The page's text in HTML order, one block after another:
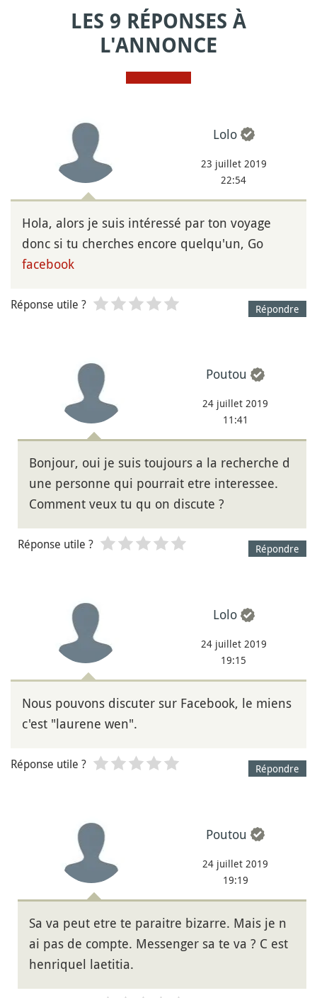
LES 9 RÉPONSES À
L'ANNONCE
Lolo
23 juillet 2019
22:54
Hola, alors je suis intéressé par ton voyage
donc si tu cherches encore quelqu'un, Go
facebook
Répondre
Réponse utile ?
Poutou
24 juillet 2019
11:41
Bonjour, oui je suis toujours a la recherche d
une personne qui pourrait etre interessee.
Comment veux tu qu on discute ?
Répondre
Réponse utile ?
Lolo
24 juillet 2019
19:15
Nous pouvons discuter sur Facebook, le miens
c'est "laurene wen".
Répondre
Réponse utile ?
Poutou
24 juillet 2019
19:19
Sa va peut etre te paraitre bizarre. Mais je n
ai pas de compte. Messenger sa te va ? C est
henriquel laetitia.